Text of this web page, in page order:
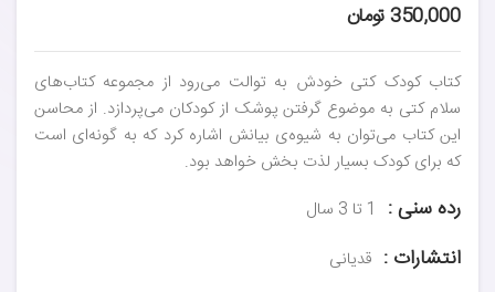
350,000 تومان
کتاب کودک کتی خودش به توالت می‌رود از مجموعه کتاب‌های
سلام کتی به موضوع گرفتن پوشک از کودکان می‌پردازد. از محاسن
این کتاب می‌توان به شیوه‌ی بیانش اشاره کرد که به گونه‌ای است
که برای کودک بسیار لذت بخش خواهد بود.
رده سنی : 1 تا 3 سال
انتشارات : قدیانی